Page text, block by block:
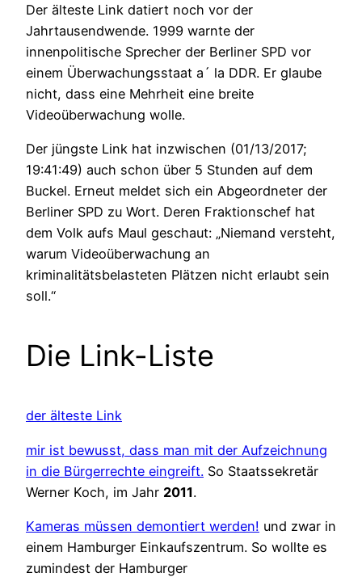
Der älteste Link datiert noch vor der
Jahrtausendwende. 1999 warnte der
innenpolitische Sprecher der Berliner SPD vor
einem Überwachungsstaat a´ la DDR. Er glaube
nicht, dass eine Mehrheit eine breite
Videoüberwachung wolle.
Der jüngste Link hat inzwischen (01/13/2017;
19:41:49) auch schon über 5 Stunden auf dem
Buckel. Erneut meldet sich ein Abgeordneter der
Berliner SPD zu Wort. Deren Fraktionschef hat
dem Volk aufs Maul geschaut: „Niemand versteht,
warum Videoüberwachung an
kriminalitätsbelasteten Plätzen nicht erlaubt sein
soll.“
Die Link-Liste
der älteste Link
mir ist bewusst, dass man mit der Aufzeichnung
in die Bürgerrechte eingreift. So Staatssekretär
Werner Koch, im Jahr 2011.
Kameras müssen demontiert werden! und zwar in
einem Hamburger Einkaufszentrum. So wollte es
zumindest der Hamburger